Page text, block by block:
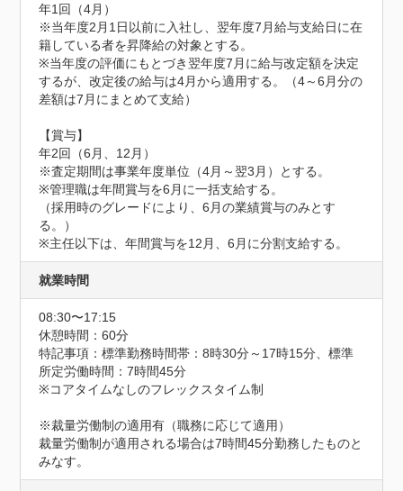
年1回（4月）
※当年度2月1日以前に入社し、翌年度7月給与支給日に在
籍している者を昇降給の対象とする。
※当年度の評価にもとづき翌年度7月に給与改定額を決定
するが、改定後の給与は4月から適用する。（4～6月分の
差額は7月にまとめて支給）
【賞与】
年2回（6月、12月）
※査定期間は事業年度単位（4月～翌3月）とする。
※管理職は年間賞与を6月に一括支給する。
（採用時のグレードにより、6月の業績賞与のみとす
る。）
※主任以下は、年間賞与を12月、6月に分割支給する。
就業時間
08:30〜17:15
休憩時間：60分
特記事項：標準勤務時間帯：8時30分～17時15分、標準
所定労働時間：7時間45分
※コアタイムなしのフレックスタイム制
※裁量労働制の適用有（職務に応じて適用）
裁量労働制が適用される場合は7時間45分勤務したものと
みなす。